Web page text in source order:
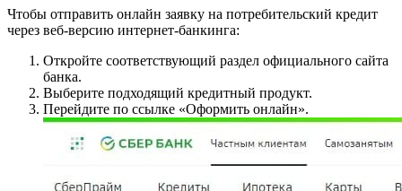
Чтобы отправить онлайн заявку на потребительский кредит
через веб-версию интернет-банкинга:
Откройте соответствующий раздел официального сайта
банка.
Выберите подходящий кредитный продукт.
Перейдите по ссылке «Оформить онлайн».